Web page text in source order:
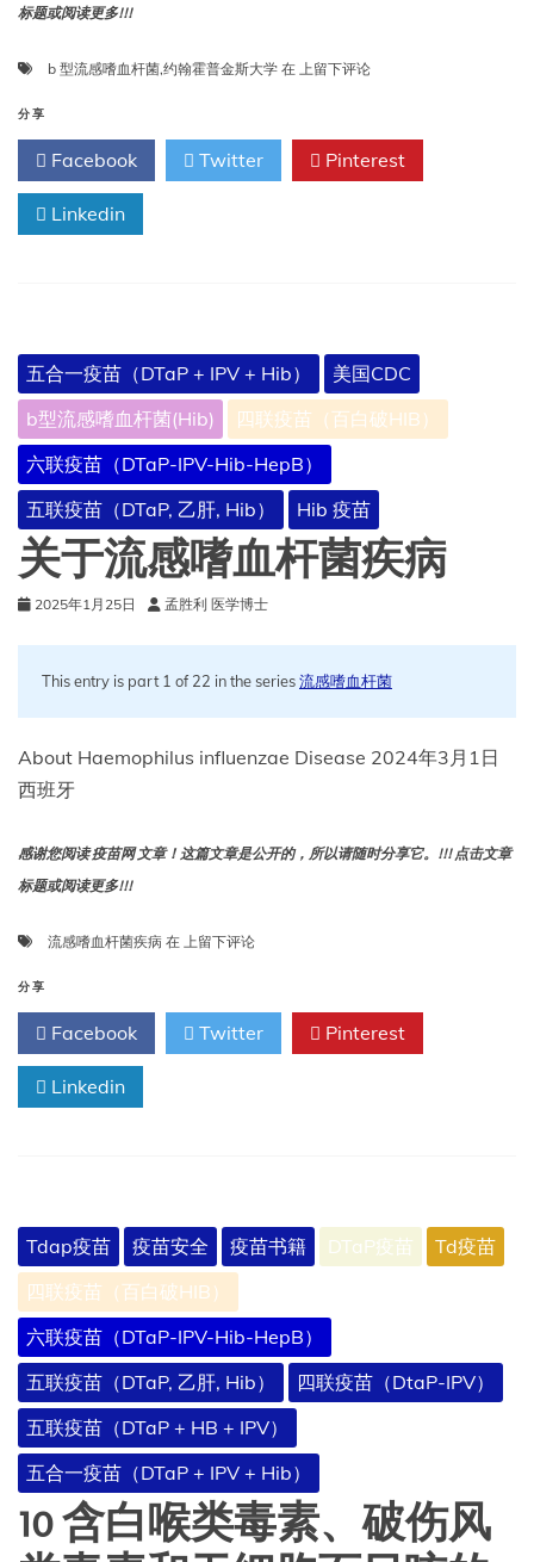
标题或阅读更多!!!
b 型流感嗜血杆菌,约翰霍普金斯大学 在 b
感
嗜
血
金
斯
大
学
上留下评论
分享
Facebook Twitter Pinterest
Linkedin
五合一疫苗（DTaP + IPV + Hib）
美国CDC
b型流感嗜血杆菌(Hib)
四联疫苗（百白破HIB）
六联疫苗（DTaP-IPV-Hib-HepB）
五联疫苗（DTaP, 乙肝, Hib）
Hib 疫苗
关于流感嗜血杆菌疾病
2025年1月25日 孟胜利 医学博士
This entry is part 1 of 22 in the series流感嗜血杆菌
About Haemophilus influenzae Disease 2024年3月1日
西班牙
感谢您阅读 疫苗网 文章！这篇文章是公开的，所以请随时分享它。!!! 点击文章
标题或阅读更多!!!
流感嗜血杆菌疾病 在 关
感
嗜
血
上留下评论
分享
Facebook Twitter Pinterest
Linkedin
Tdap疫苗 疫苗安全 疫苗书籍 DTaP疫苗
Td疫苗
四联疫苗（百白破HIB）
六联疫苗（DTaP-IPV-Hib-HepB）
五联疫苗（DTaP, 乙肝, Hib）
四联疫苗（DtaP-IPV）
五联疫苗（DTaP + HB + IPV）
五合一疫苗（DTaP + IPV + Hib）
10 含白喉类毒素、破伤风